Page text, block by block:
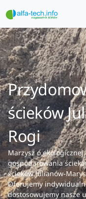
ścieków
Rogi
Marzysz o
gospodarowania
ścieków Julianów-
Oferujemy
dostosowujemy nasze